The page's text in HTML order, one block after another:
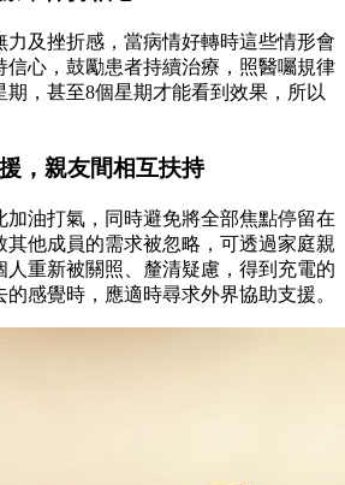
力及挫折感，當病情好轉時這些情形會
信心，鼓勵患者持續治療，照醫囑規律
期，甚至8個星期才能看到效果，所以
，親友間相互扶持
加油打氣，同時避免將全部焦點停留在
其他成員的需求被忽略，可透過家庭親
人重新被關照、釐清疑慮，得到充電的
感覺時，應適時尋求外界協助支援。